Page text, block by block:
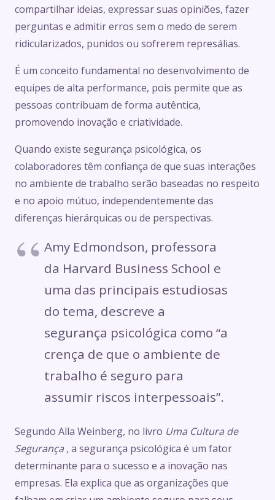
compartilhar ideias, expressar suas opiniões, fazer
perguntas e admitir erros sem o medo de serem
ridicularizados, punidos ou sofrerem represálias.
É um conceito fundamental no desenvolvimento de
equipes de alta performance, pois permite que as
pessoas contribuam de forma autêntica,
promovendo inovação e criatividade.
Quando existe segurança psicológica, os
colaboradores têm confiança de que suas interações
no ambiente de trabalho serão baseadas no respeito
e no apoio mútuo, independentemente das
diferenças hierárquicas ou de perspectivas.
Amy Edmondson, professora
da Harvard Business School e
uma das principais estudiosas
do tema, descreve a
segurança psicológica como “a
crença de que o ambiente de
trabalho é seguro para
assumir riscos interpessoais”.
Segundo Alla Weinberg, no livro Uma Cultura de
Segurança , a segurança psicológica é um fator
determinante para o sucesso e a inovação nas
empresas. Ela explica que as organizações que